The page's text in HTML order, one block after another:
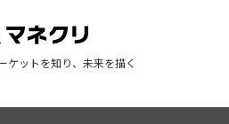
ケットを知り、未来を描く